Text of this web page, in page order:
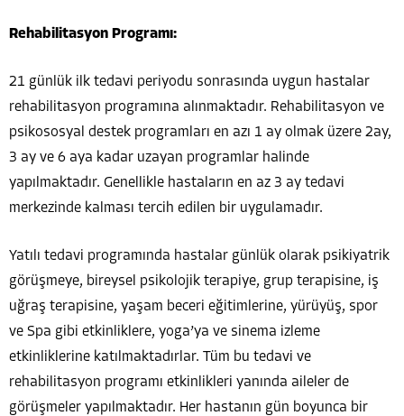
Rehabilitasyon Programı:
21 günlük ilk tedavi periyodu sonrasında uygun hastalar
rehabilitasyon programına alınmaktadır. Rehabilitasyon ve
psikososyal destek programları en azı 1 ay olmak üzere 2ay,
3 ay ve 6 aya kadar uzayan programlar halinde
yapılmaktadır. Genellikle hastaların en az 3 ay tedavi
merkezinde kalması tercih edilen bir uygulamadır.
Yatılı tedavi programında hastalar günlük olarak psikiyatrik
görüşmeye, bireysel psikolojik terapiye, grup terapisine, iş
uğraş terapisine, yaşam beceri eğitimlerine, yürüyüş, spor
ve Spa gibi etkinliklere, yoga’ya ve sinema izleme
etkinliklerine katılmaktadırlar. Tüm bu tedavi ve
rehabilitasyon programı etkinlikleri yanında aileler de
görüşmeler yapılmaktadır. Her hastanın gün boyunca bir